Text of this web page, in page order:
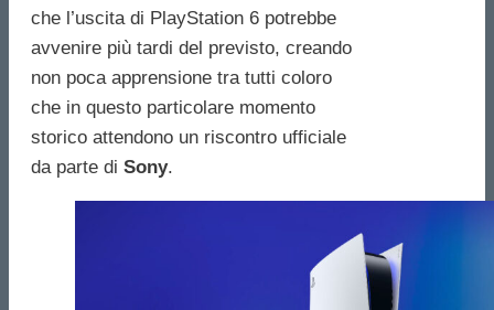
che l’uscita di PlayStation 6 potrebbe
avvenire più tardi del previsto, creando
non poca apprensione tra tutti coloro
che in questo particolare momento
storico attendono un riscontro ufficiale
da parte di Sony.